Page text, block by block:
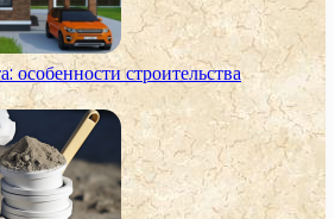
особенности строительства